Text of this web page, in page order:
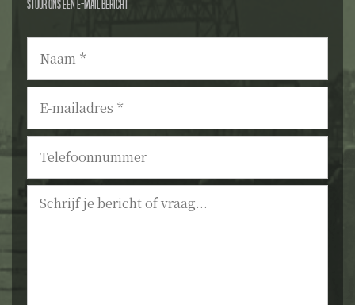
Stuur ons een e-mail bericht
Naam *
E-
mailadres *
Telefoonnummer
Bericht